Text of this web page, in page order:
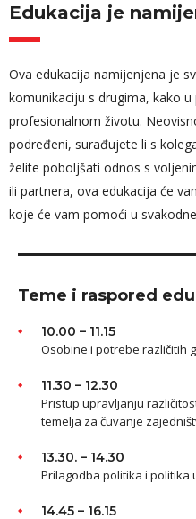
Edukacija je
Ova edukacija namijenjena je
komunikaciju s drugima, kako
profesionalnom životu.
podređeni, surađujete li s
želite poboljšati odnos s
ili partnera, ova edukacija će
koje će vam pomoći u
Teme i raspored
10.00 – 11.15
Osobine i potrebe različitih
11.30 – 12.30
Pristup upravljanju
temelja za čuvanje
13.30. – 14.30
Prilagodba politika i politika
14.45 – 16.15